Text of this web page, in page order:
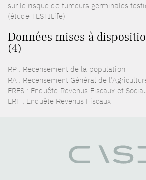
sur le risque de tumeurs germinales
(étude TESTILife)
Données mises à
(4)
RP : Recensement de la population
RA : Recensement Général de
ERFS : Enquête Revenus Fiscaux et
ERF : Enquête Revenus Fiscaux